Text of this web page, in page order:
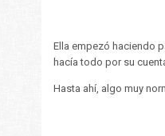
Ella empezó haciendo
hacía todo por su
Hasta ahí, algo muy